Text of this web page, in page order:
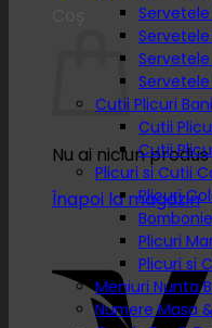
Nu ai niciun
Înapoi la magazin
Cutii Plicuri Bani
Cutii
Cutii
Plicuri si Cutii
Plicuri
Plicuri
Plicuri si
Meniuri Nunta
Numere Masa